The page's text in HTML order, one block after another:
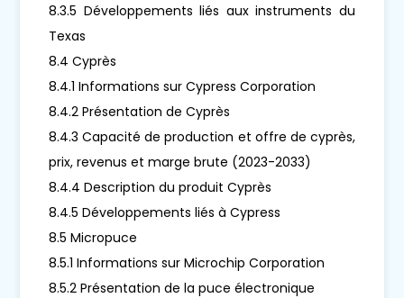
8.3.5 Développements liés aux instruments du
Texas
8.4 Cyprès
8.4.1 Informations sur Cypress Corporation
8.4.2 Présentation de Cyprès
8.4.3 Capacité de production et offre de cyprès,
prix, revenus et marge brute (2023-2033)
8.4.4 Description du produit Cyprès
8.4.5 Développements liés à Cypress
8.5 Micropuce
8.5.1 Informations sur Microchip Corporation
8.5.2 Présentation de la puce électronique